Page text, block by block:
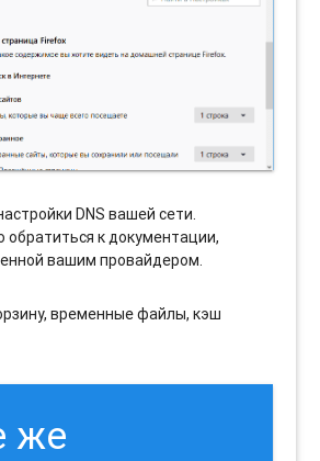
DNS вашей сети.
обратиться к документации,
вашим провайдером.
временные файлы, кэш
же